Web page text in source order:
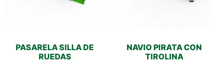
PASARELA SILLA DE
RUEDAS
NAVIO PIRATA CON
TIROLINA